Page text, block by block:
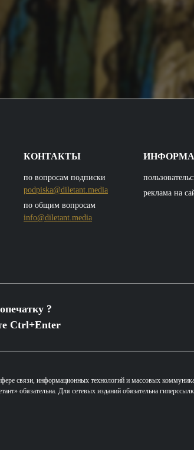
КОНТАКТЫ
по вопросам подписки
podpiska@diletant.media
по общим вопросам
info@diletant.media
реклама на
?
Ctrl+Enter
связи, информационных технологий и массовых
обязательна. Для сетевых изданий обязательна